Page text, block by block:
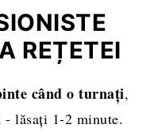
REȚETEI
când o turnați,
lăsați 1-2 minute.